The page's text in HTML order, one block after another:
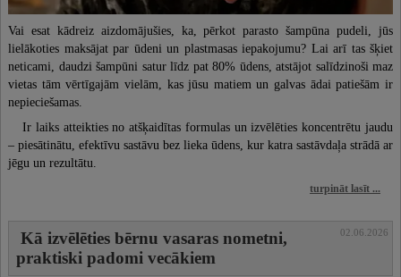
Vai esat kādreiz aizdomājušies, ka, pērkot parasto šampūna pudeli, jūs
lielākoties maksājat par ūdeni un plastmasas iepakojumu? Lai arī tas šķiet
neticami, daudzi šampūni satur līdz pat 80% ūdens, atstājot salīdzinoši maz
vietas tām vērtīgajām vielām, kas jūsu matiem un galvas ādai patiešām ir
nepieciešamas.
Ir laiks atteikties no atšķaidītas formulas un izvēlēties koncentrētu jaudu
– piesātinātu, efektīvu sastāvu bez lieka ūdens, kur katra sastāvdaļa strādā ar
jēgu un rezultātu.
turpināt lasīt ...
Kā izvēlēties bērnu vasaras nometni,
praktiski padomi vecākiem
02.06.2026